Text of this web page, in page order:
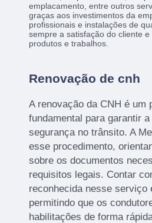
emplacamento, entre outros
graças aos investimentos da
profissionais e instalações de
sempre a satisfação do cliente
produtos e trabalhos.
Renovação de cnh
A renovação da CNH é um
fundamental para garantir
segurança no trânsito. A
esse procedimento,
sobre os documentos
requisitos legais. Contar
reconhecida nesse serviço
permitindo que os
habilitações de forma